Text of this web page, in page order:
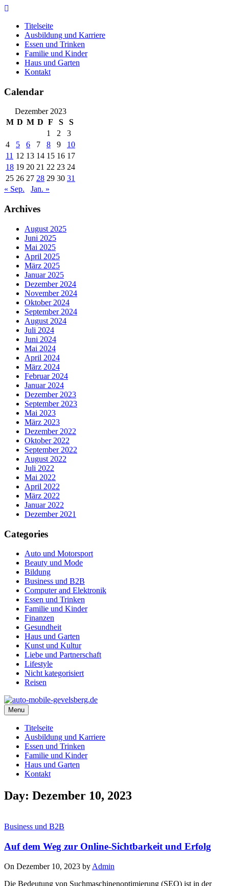
Skip
contentTitelseite
Ausbildung und Karriere
Essen und Trinken
Familie und Kinder
Haus und Garten
Kontakt
Calendar
Dezember 2023
M D M D F S
S
1
2
3
4
5 6 7 8 9
10
11 12 13 14 15 16 17
18 19 20 21 22 23 24
25 26 27 28 29 30 31
« Sep.
Jan. »
Archives
August 2025
Juni 2025
Mai 2025
April 2025
März 2025
Januar 2025
Dezember 2024
November 2024
Oktober 2024
September 2024
August 2024
Juli 2024
Juni 2024
Mai 2024
April 2024
März 2024
Februar 2024
Januar 2024
Dezember 2023
September 2023
Mai 2023
März 2023
Dezember 2022
Oktober 2022
September 2022
August 2022
Juli 2022
Mai 2022
April 2022
März 2022
Januar 2022
Dezember 2021
Categories
Auto und Motorsport
Beauty und Mode
Bildung
Business und B2B
Computer and Elektronik
Essen und Trinken
Familie und Kinder
Finanzen
Gesundheit
Haus und Garten
Kunst und Kultur
Liebe und Partnerschaft
Lifestyle
Nicht kategorisiert
Reisen
Menu
Titelseite
Ausbildung und Karriere
Essen und Trinken
Familie und Kinder
Haus und Garten
Kontakt
Day: Dezember 10, 2023
Business und B2B
Auf dem Weg zur Online-Sichtbarkeit und Erfolg
On Dezember 10, 2023 by Admin
Die Bedeutung von Suchmaschinenoptimierung (SEO) ist in der